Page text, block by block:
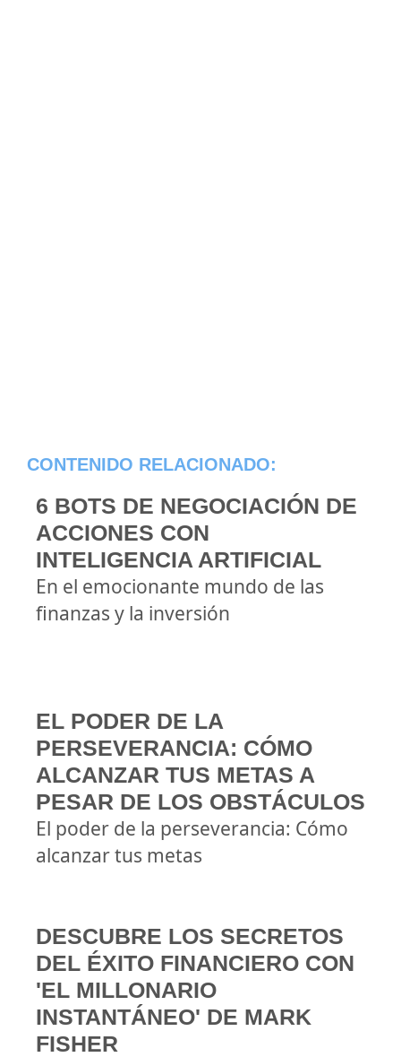
CONTENIDO RELACIONADO:
6 BOTS DE NEGOCIACIÓN DE
ACCIONES CON
INTELIGENCIA ARTIFICIAL
En el emocionante mundo de las
finanzas y la inversión
EL PODER DE LA
PERSEVERANCIA: CÓMO
ALCANZAR TUS METAS A
PESAR DE LOS OBSTÁCULOS
El poder de la perseverancia: Cómo
alcanzar tus metas
DESCUBRE LOS SECRETOS
DEL ÉXITO FINANCIERO CON
'EL MILLONARIO
INSTANTÁNEO' DE MARK
FISHER